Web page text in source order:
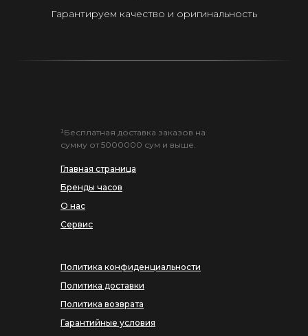
Гарантируем качество и оригинальность
Главная страница
Бренды часов
О нас
Сервис
¹Бесплатная доставка заказов на
сумму от 5000000 сум и выше.
Политика конфиденциальности
Политика доставки
Политика возврата
Гарантийные условия